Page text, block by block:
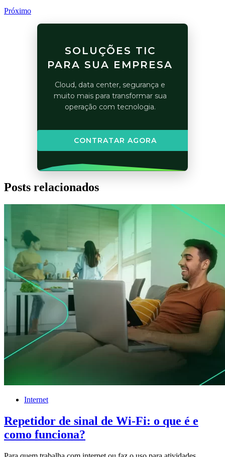
Próximo
SOLUÇÕES TIC
PARA SUA EMPRESA
Cloud, data center, segurança e
muito mais para transformar sua
operação com tecnologia.
CONTRATAR AGORA
Posts relacionados
Internet
Repetidor de sinal de Wi-Fi: o que é e
como funciona?